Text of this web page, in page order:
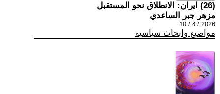
(26) ايران: الانطلاق نحو المستقبل
مزهر جبر الساعدي
2026 / 8 / 10
مواضيع وابحاث سياسية